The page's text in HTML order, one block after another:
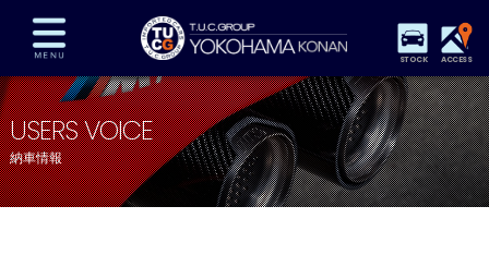
STOCK ACCESS
在庫車両情報 保証&サービス パーツリスト
TUCとは？ 店舗情報 アクセスマップ
全国納車 特別作業 注文販売
USERS VOICE
納車情報